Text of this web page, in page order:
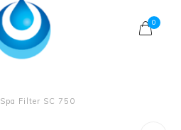
0
Spa Filter SC 750